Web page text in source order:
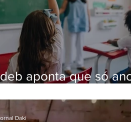
aponta que só anos
da educação
Daki